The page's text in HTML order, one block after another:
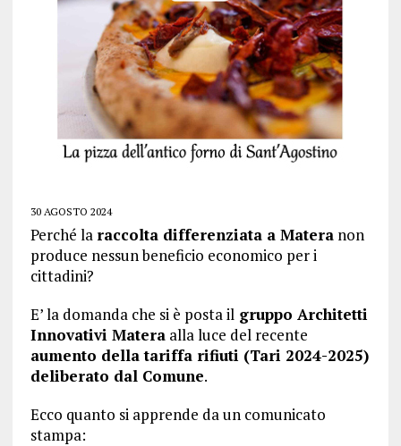
30 AGOSTO 2024
Perché la raccolta differenziata a Materanon
produce nessun beneficio economico per i
cittadini?
E’ la domanda che si è posta ilgruppo Architetti
Innovativi Materaalla luce del recente
aumento della tariffa rifiuti (Tari 2024-2025)
deliberato dal Comune.
Ecco quanto si apprende da un comunicato
stampa: